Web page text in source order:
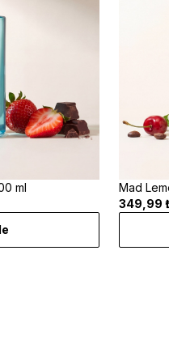
ml
Mad
349,99